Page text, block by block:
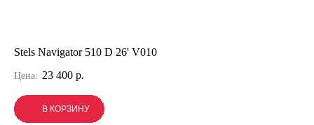
Stels Navigator 510 D 26' V010
Цена: 23 400 р.
В КОРЗИНУ
В КОРЗИНУ
В КОРЗИНУ